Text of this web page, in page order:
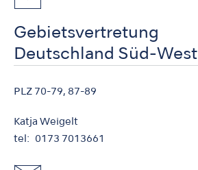
Gebietsvertretung
Deutschland Süd-West
PLZ 70-79, 87-89
Katja Weigelt
tel
0173 7013661